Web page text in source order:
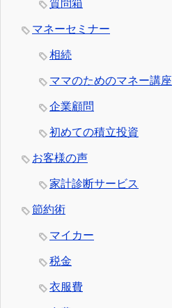
質問箱
マネーセミナー
相続
ママのためのマネー講座
企業顧問
初めての積立投資
お客様の声
家計診断サービス
節約術
マイカー
税金
衣服費